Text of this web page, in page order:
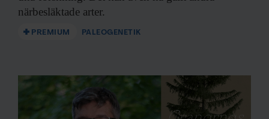
närbesläktade arter.
PREMIUM PALEOGENETIK